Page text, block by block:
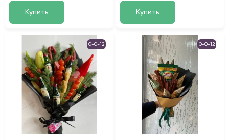
Купить Купить
0-0-12 0-0-12